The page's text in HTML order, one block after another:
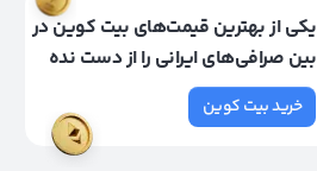
یکی از بهترین قیمت‌های بیت کوین در
بین صرافی‌های ایرانی را از دست نده
خرید بیت کوین